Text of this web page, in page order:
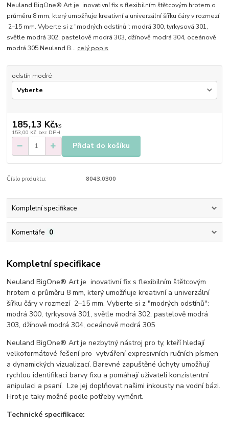
Neuland BigOne® Art je inovativní fix s flexibilním štětcovým hrotem o
průměru 8 mm, který umožňuje kreativní a univerzální šířku čáry v rozmezí
2–15 mm. Vyberte si z "modrých odstínů": modrá 300, tyrkysová 301,
světle modrá 302, pastelově modrá 303, džínově modrá 304, oceánově
modrá 305 Neuland B... celý popis
odstín modré
185,13 Kč/ks
153,00 Kč bez DPH
Přidat do košíku
Číslo produktu: 8043.0300
Kompletní specifikace
Komentáře 0
Kompletní specifikace
Neuland BigOne® Art je inovativní fix s flexibilním štětcovým
hrotem o průměru 8 mm, který umožňuje kreativní a univerzální
šířku čáry v rozmezí 2–15 mm. Vyberte si z "modrých odstínů":
modrá 300, tyrkysová 301, světle modrá 302, pastelově modrá
303, džínově modrá 304, oceánově modrá 305
Neuland BigOne® Art je nezbytný nástroj pro ty, kteří hledají
velkoformátové řešení pro vytváření expresivních ručních písmen
a dynamických vizualizací. Barevné zapuštěné úchyty umožňují
rychlou identifikaci barvy fixu a pomáhají uživateli konzistentní
anipulaci a psaní. Lze jej doplňovat našimi inkousty na vodní bázi.
Hrot je taky možné podle potřeby vyměnit.
Technické specifikace: